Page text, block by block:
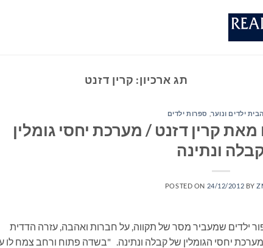
תג ארכיון: קרין דזנט
ילדים ונוער, ספרות ילדים
קרין דזנט / מערכת יחסי גומלין
ונתינה
POSTED ON 24/12/2012 BY
ילדים שמעביר מסר של תקווה, על חברות ואהבה, עזרה הדדית
יחסי הגומלין של קבלה ונתינה. "בשדה פתוח ורחב צמח לו